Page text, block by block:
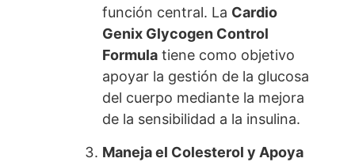
función central. La Cardio
Genix Glycogen Control
Formula tiene como objetivo
apoyar la gestión de la glucosa
del cuerpo mediante la mejora
de la sensibilidad a la insulina.
Maneja el Colesterol y Apoya